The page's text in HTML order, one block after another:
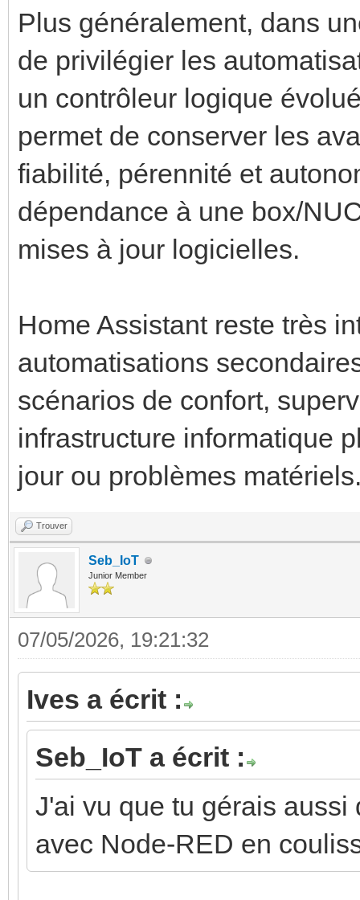
Plus généralement, dans
de privilégier les
un contrôleur logique
permet de conserver les
fiabilité, pérennité et
dépendance à une box/
mises à jour logicielles.
Home Assistant reste très
automatisations
scénarios de confort,
infrastructure informatique
jour ou problèmes
Trouver
Seb_IoT
Junior Member
07/05/2026, 19:21:32
Ives a écrit :
Seb_IoT a écrit :
J'ai vu que tu gérais
avec Node-RED en